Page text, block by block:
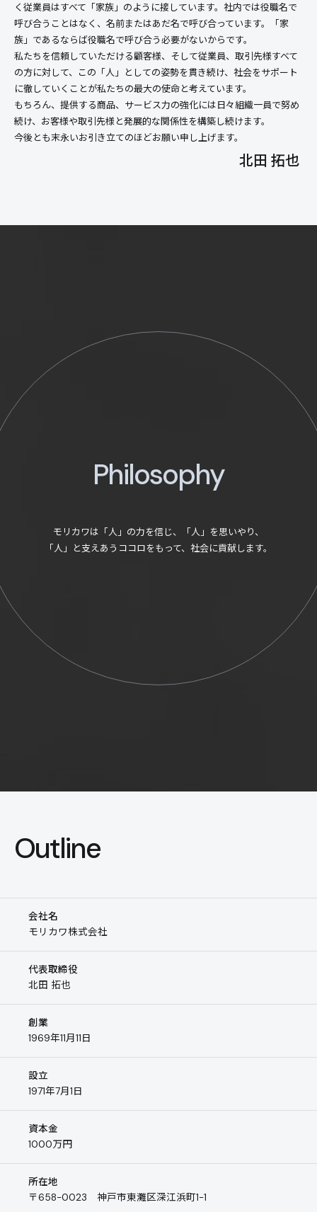
く従業員はすべて「家族」のように接しています。社内では役職名で
呼び合うことはなく、名前またはあだ名で呼び合っています。「家
族」であるならば役職名で呼び合う必要がないからです。
私たちを信頼していただける顧客様、そして従業員、取引先様すべて
の方に対して、この「人」としての姿勢を貫き続け、社会をサポート
に徹していくことが私たちの最大の使命と考えています。
もちろん、提供する商品、サービス力の強化には日々組織一員で努め
続け、お客様や取引先様と発展的な関係性を構築し続けます。
今後とも末永いお引き立てのほどお願い申し上げます。
北田 拓也
Philosophy
モリカワは「人」の力を信じ、「人」を思いやり、
「人」と支えあうココロをもって、社会に貢献します。
Outline
会社名
モリカワ株式会社
代表取締役
北田 拓也
創業
1969年11月11日
設立
1971年7月1日
資本金
1000万円
所在地
〒658-0023 神戸市東灘区深江浜町1-1